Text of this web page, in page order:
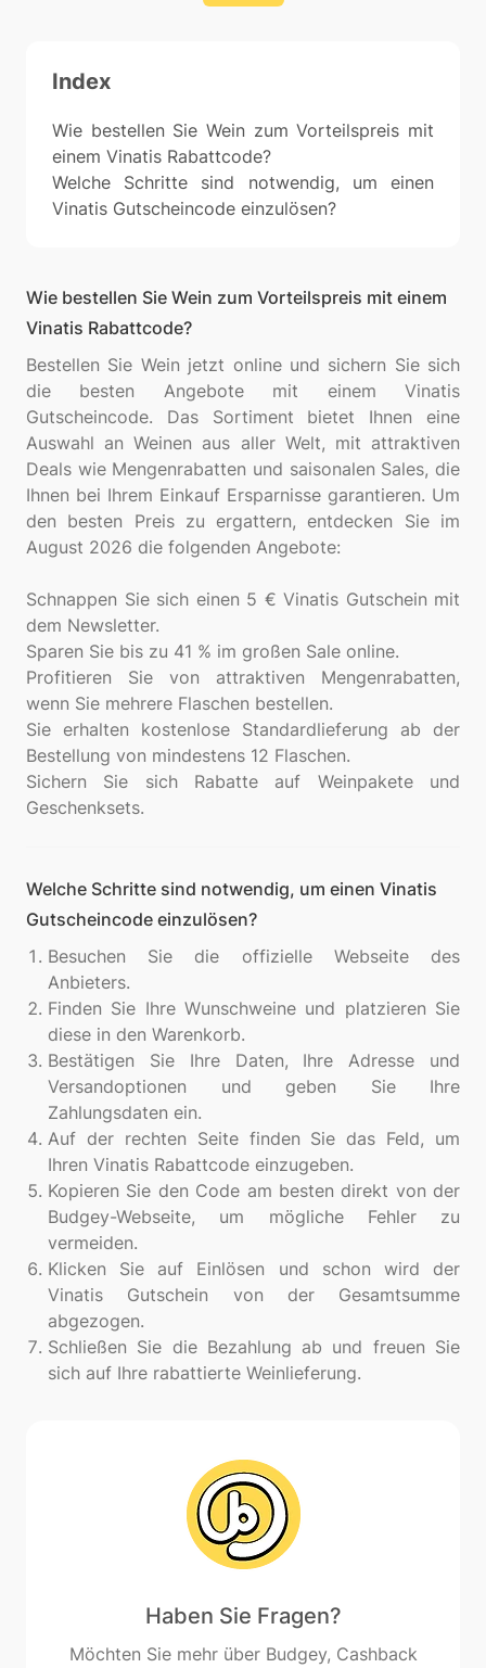
Index
Wie bestellen Sie Wein zum Vorteilspreis mit
einem Vinatis Rabattcode?
Welche Schritte sind notwendig, um einen
Vinatis Gutscheincode einzulösen?
Wie bestellen Sie Wein zum Vorteilspreis mit einem
Vinatis Rabattcode?
Bestellen Sie Wein jetzt online und sichern Sie sich
die besten Angebote mit einem Vinatis
Gutscheincode. Das Sortiment bietet Ihnen eine
Auswahl an Weinen aus aller Welt, mit attraktiven
Deals wie Mengenrabatten und saisonalen Sales, die
Ihnen bei Ihrem Einkauf Ersparnisse garantieren. Um
den besten Preis zu ergattern, entdecken Sie im
August 2026 die folgenden Angebote:
Schnappen Sie sich einen 5 € Vinatis Gutschein mit
dem Newsletter.
Sparen Sie bis zu 41 % im großen Sale online.
Profitieren Sie von attraktiven Mengenrabatten,
wenn Sie mehrere Flaschen bestellen.
Sie erhalten kostenlose Standardlieferung ab der
Bestellung von mindestens 12 Flaschen.
Sichern Sie sich Rabatte auf Weinpakete und
Welche Schritte sind notwendig, um einen Vinatis
Gutscheincode einzulösen?
Besuchen Sie die offizielle Webseite des
Anbieters.
Finden Sie Ihre Wunschweine und platzieren Sie
diese in den Warenkorb.
Bestätigen Sie Ihre Daten, Ihre Adresse und
Versandoptionen und geben Sie Ihre
Zahlungsdaten ein.
Auf der rechten Seite finden Sie das Feld, um
Ihren Vinatis Rabattcode einzugeben.
Kopieren Sie den Code am besten direkt von der
Budgey-Webseite, um mögliche Fehler zu
vermeiden.
Klicken Sie auf Einlösen und schon wird der
Vinatis Gutschein von der Gesamtsumme
abgezogen.
Schließen Sie die Bezahlung ab und freuen Sie
sich auf Ihre rabattierte Weinlieferung.
Haben Sie Fragen?
Möchten Sie mehr über Budgey, Cashback